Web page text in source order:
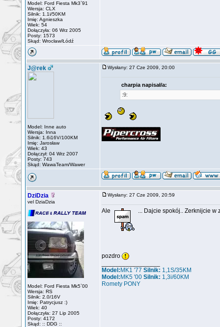
Model: Ford Fiesta Mk3`91
Wersja: CLX
Silnik: 1.1i/50KM
Imię: Agnieszka
Wiek: 54
Dołączyła: 06 Wrz 2005
Posty: 1573
Skąd: Wrocław/Łódź
J@rek
Model: Inne auto
Wersja: Inna
Silnik: 1.6i16V/100KM
Imię: Jarosław
Wiek: 43
Dołączył: 04 Wrz 2007
Posty: 743
Skąd: WawaTeam/Wawer
Wysłany: 27 Cze 2009, 20:00
charpia napisał/a:
:9:
DziDzia
vel DziaDzia
Model: Ford Fiesta Mk5`00
Wersja: RS
Silnik: 2.0/16V
Imię: Patrycjusz :)
Wiek: 40
Dołączyła: 27 Lip 2005
Posty: 4172
Skąd: :: DDG ::
Wysłany: 27 Cze 2009, 20:59
Ale ... Dajcie spokój.. Zerknijcie w
pozdro
Model: MK1 '77 Silnik: 1,1S/35KM
Model: MK5 '00 Silnik: 1,3i/60KM
Romety PONY